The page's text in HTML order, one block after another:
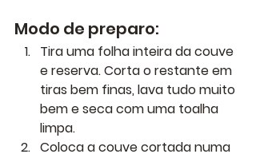
Modo de preparo:
Tira uma folha inteira da couve
e reserva. Corta o restante em
tiras bem finas, lava tudo muito
bem e seca com uma toalha
limpa.
Coloca a couve cortada numa